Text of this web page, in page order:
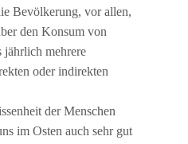
Bevölkerung, vor allen,
den Konsum von
mehrere
oder indirekten
der Menschen
im Osten auch sehr gut